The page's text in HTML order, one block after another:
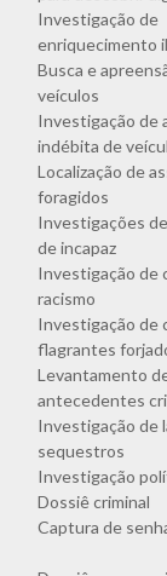
Investigação de
enriquecimento
Busca e
veículos
Investigação de
indébita de
Localização de
foragidos
Investigações
de incapaz
Investigação de
racismo
Investigação de
flagrantes
Levantamento
antecedentes
Investigação de
sequestros
Investigação
Dossiê criminal
Captura de